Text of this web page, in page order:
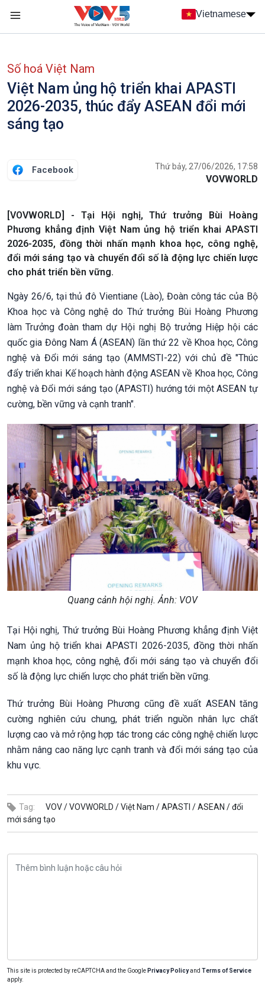
Nhảy đến nội dung
Vietnamese
Số hoá Việt Nam
Việt Nam ủng hộ triển khai APASTI
2026-2035, thúc đẩy ASEAN đổi mới
sáng tạo
Facebook Thứ bảy, 27/06/2026, 17:58
VOVWORLD
[VOVWORLD] - Tại Hội nghị, Thứ trưởng Bùi Hoàng
Phương khẳng định Việt Nam ủng hộ triển khai APASTI
2026-2035, đồng thời nhấn mạnh khoa học, công nghệ,
đổi mới sáng tạo và chuyển đổi số là động lực chiến lược
cho phát triển bền vững.
Ngày 26/6, tại thủ đô Vientiane (Lào), Đoàn công tác của Bộ
Khoa học và Công nghệ do Thứ trưởng Bùi Hoàng Phương
làm Trưởng đoàn tham dự Hội nghị Bộ trưởng Hiệp hội các
quốc gia Đông Nam Á (ASEAN) lần thứ 22 về Khoa học, Công
nghệ và Đổi mới sáng tạo (AMMSTI-22) với chủ đề "Thúc
đẩy triển khai Kế hoạch hành động ASEAN về Khoa học, Công
nghệ và Đổi mới sáng tạo (APASTI) hướng tới một ASEAN tự
cường, bền vững và cạnh tranh".
Quang cảnh hội nghị. Ảnh: VOV
Tại Hội nghị, Thứ trưởng Bùi Hoàng Phương khẳng định Việt
Nam ủng hộ triển khai APASTI 2026-2035, đồng thời nhấn
mạnh khoa học, công nghệ, đổi mới sáng tạo và chuyển đổi
số là động lực chiến lược cho phát triển bền vững.
Thứ trưởng Bùi Hoàng Phương cũng đề xuất ASEAN tăng
cường nghiên cứu chung, phát triển nguồn nhân lực chất
lượng cao và mở rộng hợp tác trong các công nghệ chiến lược
nhằm nâng cao năng lực cạnh tranh và đổi mới sáng tạo của
khu vực.
Tag: VOV /VOVWORLD /Việt Nam /APASTI /ASEAN /đổi
mới sáng tạo
This site is protected by reCAPTCHA and the Google Privacy Policyand Terms of Service
apply.